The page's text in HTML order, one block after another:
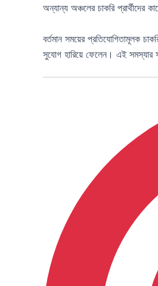
অন্যান্য অঞ্চলের চাকরি
বর্তমান সময়ের প্রতিযোগিতামূলক
সুযোগ হারিয়ে ফেলেন। এই সমস্যার